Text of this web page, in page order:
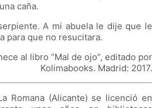
caña.
A mi abuela le dije que le
para que no resucitara.
al libro “Mal de ojo”, editado por
Kolimabooks. Madrid: 2017.
Romana (Alicante) se licenció en